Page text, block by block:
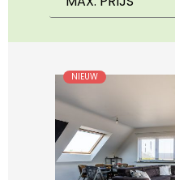
NIEUW